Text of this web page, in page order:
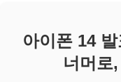
아이폰 14
너머로